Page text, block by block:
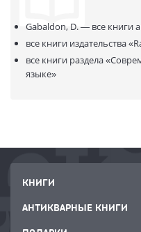
Gabaldon, D. — все книги
все книги издательства
все книги раздела
языке»
КНИГИ
АНТИКВАРНЫЕ КНИГИ